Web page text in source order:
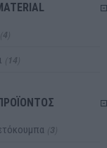
4
14
3